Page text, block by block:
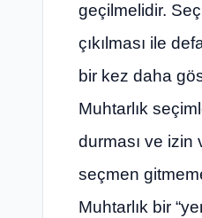
geçilmelidir.
çıkılması ile
bir kez daha
Muhtarlık
durması ve izin
seçmen
Muhtarlık bir